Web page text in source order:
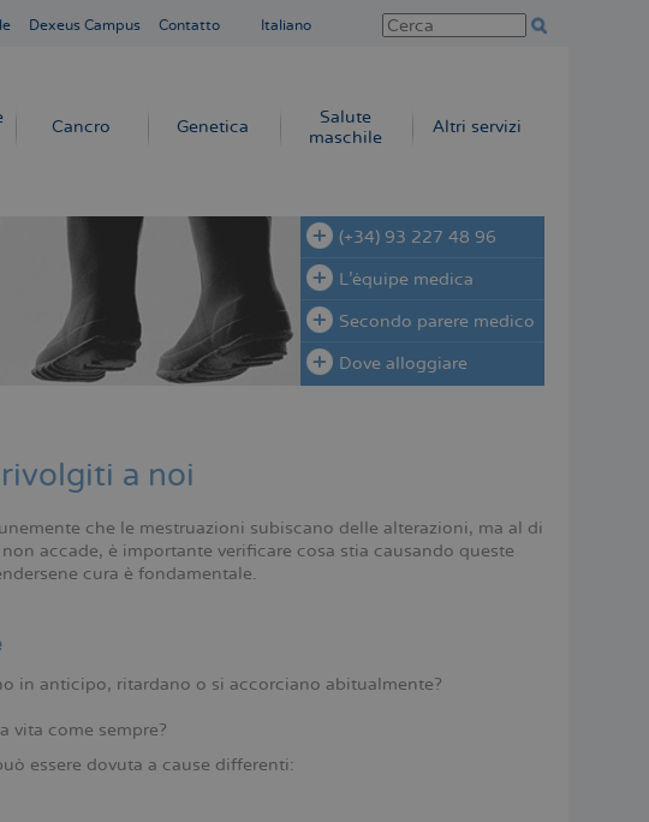
Dexeus Campus Contatto Italiano
Cancro Genetica
Salute
maschile
Altri servizi
(+34) 93 227 48 96
L'équipe medica
Secondo parere medico
Dove alloggiare
a noi
che le mestruazioni subiscano delle alterazioni, ma al di
accade, è importante verificare cosa stia causando queste
cura è fondamentale.
in anticipo, ritardano o si accorciano abitualmente?
vita come sempre?
essere dovuta a cause differenti: